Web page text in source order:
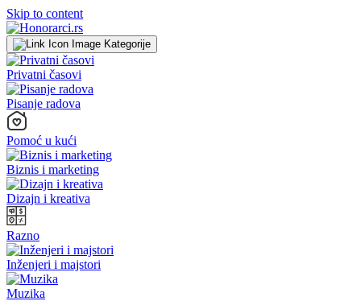
Skip to content
Kategorije
Privatni časovi
Pisanje radova
Pomoć u kući
Biznis i marketing
Dizajn i kreativa
Razno
Inženjeri i majstori
Muzika